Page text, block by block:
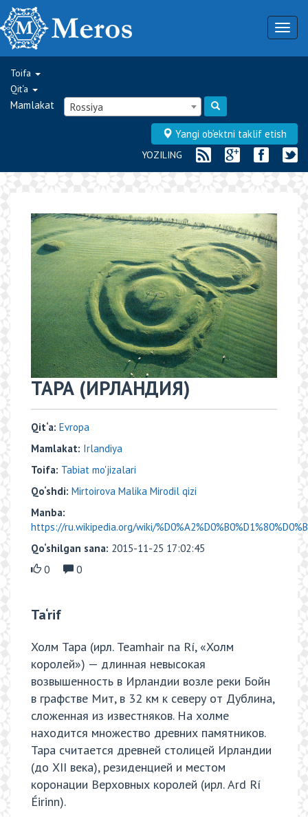
Toifa
Qit‘a
Mamlakat Rossiya
Yangi ob‘ektni taklif etish
YOZILING
ТАРА (ИРЛАНДИЯ)
Qit‘a: Evropa
Mamlakat: Irlandiya
Toifa: Tabiat mo'jizalari
Qo‘shdi: Mirtoirova Malika Mirodil qizi
Manba:
https://ru.wikipedia.org/wiki/
Qo‘shilgan sana: 2015-11-25 17:02:45
0
0
Ta‘rif
Холм Тара (ирл. Teamhair na Rí, «Холм
королей») — длинная невысокая
возвышенность в Ирландии возле реки Бойн
в графстве Мит, в 32 км к северу от Дублина,
сложенная из известняков. На холме
находится множество древних памятников.
Тара считается древней столицей Ирландии
(до XII века), резиденцией и местом
коронации Верховных королей (ирл. Ard Rí
Éirinn).